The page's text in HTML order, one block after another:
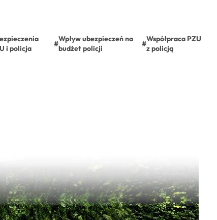
i policja
#
Wpływ ubezpieczeń na
budżet policji
#
Współpraca PZU
z policją